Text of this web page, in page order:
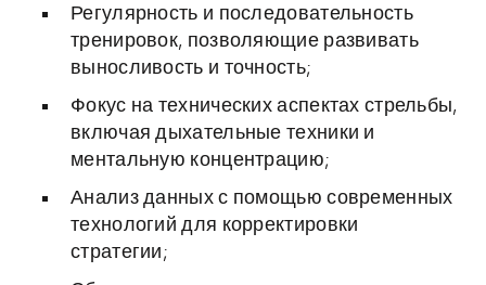
Регулярность и последовательность
тренировок, позволяющие развивать
выносливость и точность;
Фокус на технических аспектах стрельбы,
включая дыхательные техники и
ментальную концентрацию;
Анализ данных с помощью современных
технологий для корректировки
стратегии;